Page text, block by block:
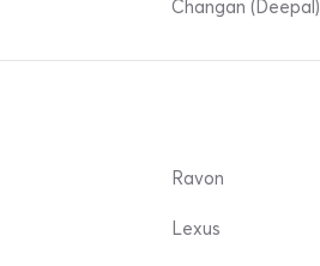
Changan (Deepal)
Ravon
Lexus